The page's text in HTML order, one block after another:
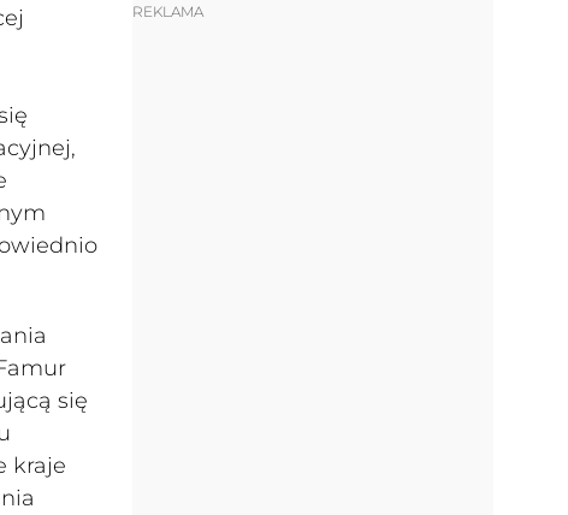
się
kraje
REKLAMA